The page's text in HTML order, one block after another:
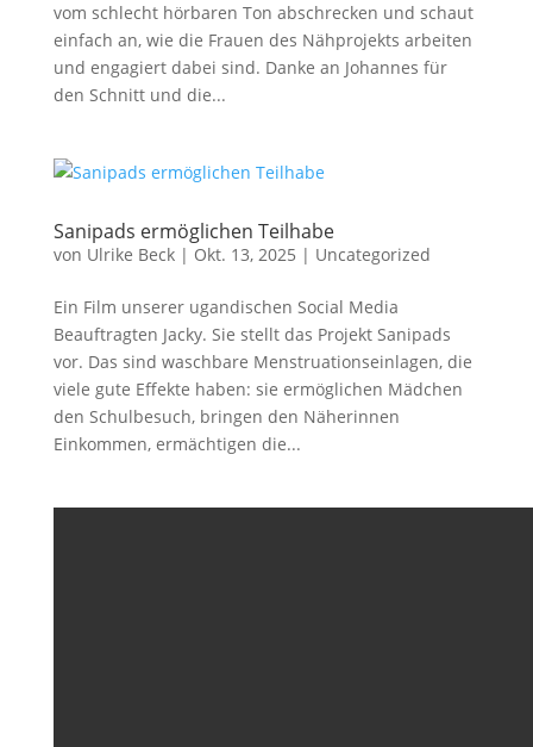
vom schlecht hörbaren Ton abschrecken und schaut
einfach an, wie die Frauen des Nähprojekts arbeiten
und engagiert dabei sind. Danke an Johannes für
den Schnitt und die...
Sanipads ermöglichen Teilhabe
von Ulrike Beck| Okt. 13, 2025 | Uncategorized
Ein Film unserer ugandischen Social Media
Beauftragten Jacky. Sie stellt das Projekt Sanipads
vor. Das sind waschbare Menstruationseinlagen, die
viele gute Effekte haben: sie ermöglichen Mädchen
den Schulbesuch, bringen den Näherinnen
Einkommen, ermächtigen die...